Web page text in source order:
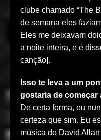
clube chamado “The
de semana eles
Eles me deixavam
a noite inteira, e é
canção].
Isso te leva a um
gostaria de começar
De certa forma, eu
certeza que sim. Eu
música do David